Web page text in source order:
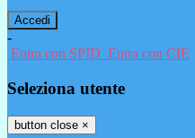
-
Entra con SPID Entra con CIE
Seleziona utente
button close ×